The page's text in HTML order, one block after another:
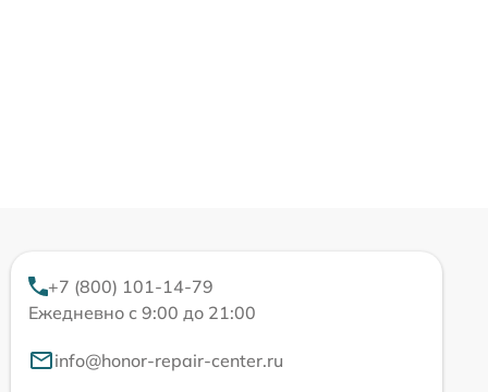
+7 (800) 101-14-79
Ежедневно с 9:00 до 21:00
info@honor-repair-center.ru